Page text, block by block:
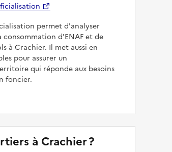
permet d'analyser
d'ENAF et de
à Crachier. Il met aussi en
pour assurer un
qui réponde aux besoins
foncier.
à Crachier ?